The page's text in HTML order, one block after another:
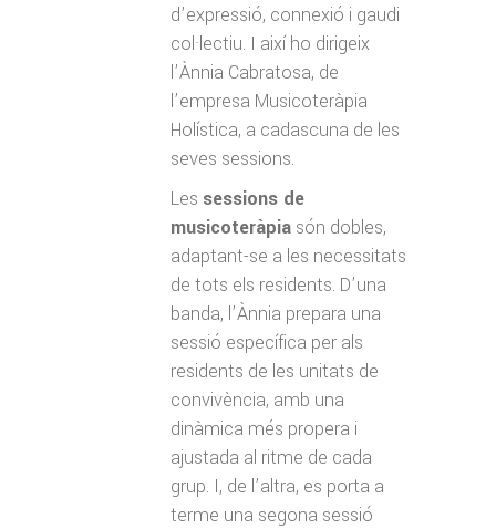
d’expressió, connexió i gaudi
col·lectiu. I així ho dirigeix
l’Ànnia Cabratosa, de
l’empresa Musicoteràpia
Holística, a cadascuna de les
seves sessions.
Les sessions de
musicoteràpia són dobles,
adaptant-se a les necessitats
de tots els residents. D’una
banda, l’Ànnia prepara una
sessió específica per als
residents de les unitats de
convivència, amb una
dinàmica més propera i
ajustada al ritme de cada
grup. I, de l’altra, es porta a
terme una segona sessió